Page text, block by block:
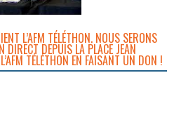
L’AFM TÉLÉTHON. NOUS SERONS
DEPUIS LA PLACE JEAN
TÉLÉTHON EN FAISANT UN DON !